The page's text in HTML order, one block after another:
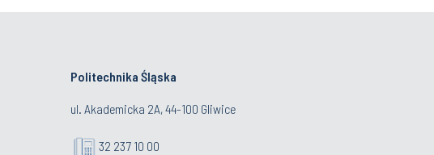
Politechnika Śląska
ul. Akademicka 2A, 44-100 Gliwice
32 237 10 00